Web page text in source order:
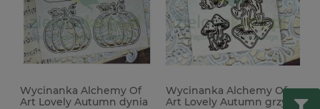
Wycinanka Alchemy Of
Art Lovely Autumn dynia
Wycinanka Alchemy Of
Art Lovely Autumn grzyby